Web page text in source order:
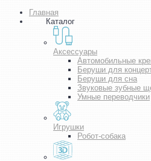
Главная
Каталог
Аксессуары
Автомобильные
Беруши для
Беруши для сна
Звуковые зубные
Умные переводчики
Игрушки
Робот-собака